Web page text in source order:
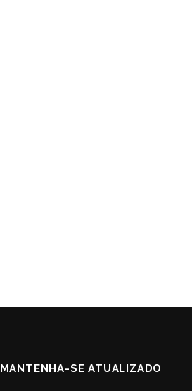
MANTENHA-SE ATUALIZADO